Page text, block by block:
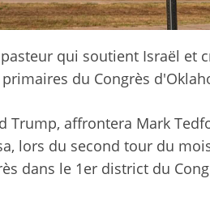
pasteur qui soutient Israël et
du Congrès
Trump, affrontera Mark
lors du second tour du
dans le 1er district du